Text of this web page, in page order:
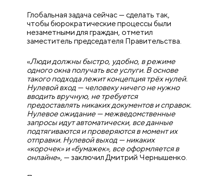
Глобальная задача сейчас — сделать так,
чтобы бюрократические процессы были
незаметными для граждан, отметил
заместитель председателя Правительства.
«Люди должны быстро, удобно, в режиме
одного окна получать все услуги. В основе
такого подхода лежит концепция трёх нулей.
Нулевой вход — человеку ничего не нужно
вводить вручную, не требуется
предоставлять никаких документов и справок.
Нулевое ожидание — межведомственные
запросы идут автоматически, все данные
подтягиваются и проверяются в момент их
отправки. Нулевой выход — никаких
«корочек» и «бумажек», все оформляется в
онлайне», — заключил Дмитрий Чернышенко.